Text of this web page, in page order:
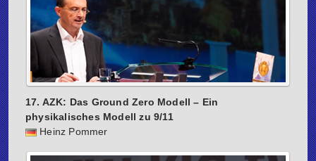
17. AZK: Das Ground Zero Modell – Ein
physikalisches Modell zu 9/11
Heinz Pommer